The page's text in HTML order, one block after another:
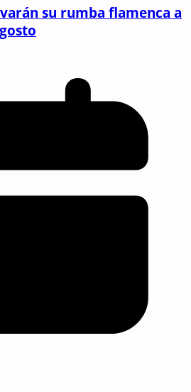
su rumba flamenca a